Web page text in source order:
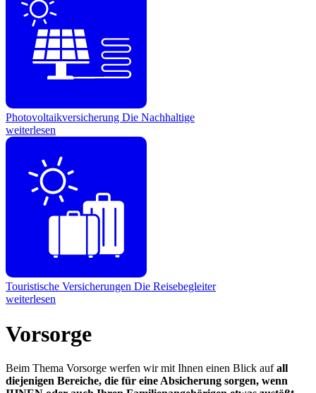
Photovoltaikversicherung Die Nachhaltige
weiterlesen
Touristische Versicherungen Die Reisebegleiter
weiterlesen
Vorsorge
Beim Thema Vorsorge werfen wir mit Ihnen einen Blick aufall
diejenigen Bereiche, die für eine Absicherung sorgen, wenn